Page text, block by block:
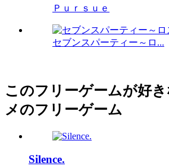
Ｐｕｒｓｕｅ
セブンスパーティー～ロ...
このフリーゲームが好
メのフリーゲーム
Silence.